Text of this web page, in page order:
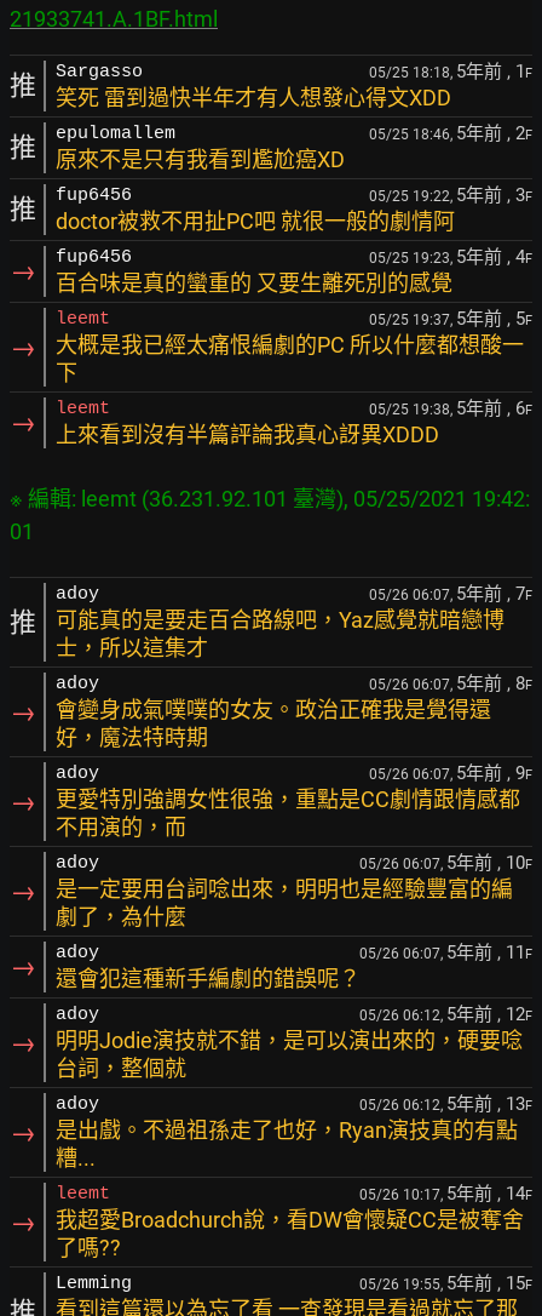
21933741.A.1BF.html
推 Sargasso 05/25 18:18, 5年前 , 1 F
笑死 雷到過快半年才有人想發心得文XDD
推 epulomallem 05/25 18:46, 5年前 , 2F
原來不是只有我看到尷尬癌XD
推 fup6456 05/25 19:22, 5年前 , 3F
doctor被救不用扯PC吧 就很一般的劇情阿
→ fup6456 05/25 19:23, 5年前 , 4F
百合味是真的蠻重的 又要生離死別的感覺
→
leemt 05/25 19:37, 5年前 , 5F
大概是我已經太痛恨編劇的PC 所以什麼都想酸一
下
→ leemt 05/25 19:38, 5年前 , 6F
上來看到沒有半篇評論我真心訝異XDDD
※ 編輯: leemt (36.231.92.101 臺灣), 05/25/2021 19:42:
推
adoy 05/26 06:07, 5年前 , 7F
可能真的是要走百合路線吧，Yaz感覺就暗戀博
士，所以這集才
→
adoy 05/26 06:07, 5年前 , 8F
會變身成氣噗噗的女友。政治正確我是覺得還
好，魔法特時期
→
adoy 05/26 06:07, 5年前 , 9F
更愛特別強調女性很強，重點是CC劇情跟情感都
不用演的，而
→
adoy 05/26 06:07, 5年前 , 10F
是一定要用台詞唸出來，明明也是經驗豐富的編
劇了，為什麼
→ adoy 05/26 06:07, 5年前 , 11 F
還會犯這種新手編劇的錯誤呢？
→
adoy 05/26 06:12, 5年前 , 12F
明明Jodie演技就不錯，是可以演出來的，硬要唸
台詞，整個就
→
adoy 05/26 06:12, 5年前 , 13F
是出戲。不過祖孫走了也好，Ryan演技真的有點
糟...
→
leemt 05/26 10:17, 5年前 , 14F
我超愛Broadchurch說，看DW會懷疑CC是被奪舍
了嗎??
Lemming 05/26 19:55, 5年前 , 15F
看到這篇還以為忘了看 一查發現是看過就忘了那